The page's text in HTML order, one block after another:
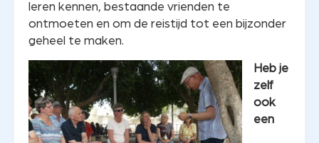
leren kennen, bestaande vrienden te
ontmoeten en om de reistijd tot een bijzonder
geheel te maken.
Heb je
zelf
ook
een